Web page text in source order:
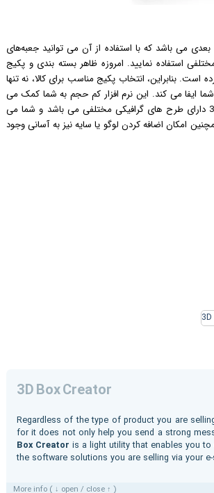
می باشد که با استفاده از آن می توانید جعبه‌های
استفاده نمایید. امروزه ظاهر بسته بندی و پکیج
بنابراین، انتخاب پکیج مناسب برای کالا، نه تنها
می کند. این نرم افزار کم حجم به شما کمک می
کند تا تصویری سه بعدی را برای جعبه محصولات خود ایجاد کنید. 3D Box Creator دارای طرح های گرافیکی مختلفی می باشد و شما می
امکان اضافه کردن لوگو یا سایه نیز به آسانی وجود
3D Box Creator
Regardless of the type of product you are
for it does not only help you send a strong
Box Creator is a light utility that enables you
the software solutions you are selling via your
More info ( ↓ open / close ↑ )